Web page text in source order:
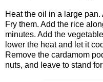
Heat the oil in a large
Fry them. Add the rice
minutes. Add the
lower the heat and let it
Remove the cardamom
nuts, and leave to stand